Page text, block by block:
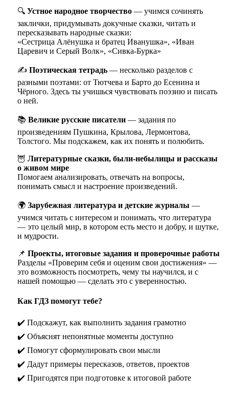
🔍 Устное народное творчество— учимся сочинять
заклички, придумывать докучные сказки, читать и
пересказывать народные сказки:
«Сестрица Алёнушка и братец Иванушка», «Иван
Царевич и Серый Волк», «Сивка-Бурка»
✍️ Поэтическая тетрадь— несколько разделов с
разными поэтами: от Тютчева и Барто до Есенина и
Чёрного. Здесь ты учишься чувствовать поэзию и писать
о ней.
📚 Великие русские писатели— задания по
произведениям Пушкина, Крылова, Лермонтова,
Толстого. Мы подскажем, как их понять и полюбить.
🦉 Литературные сказки, были-небылицы и рассказы
о живом мире
Помогаем анализировать, отвечать на вопросы,
понимать смысл и настроение произведений.
🌍 Зарубежная литература и детские журналы —
учимся читать с интересом и понимать, что литература
— это целый мир, в котором есть место и добру, и шутке,
и мудрости.
📌 Проекты, итоговые задания и проверочные работы
Разделы «Проверим себя и оценим свои достижения» —
это возможность посмотреть, чему ты научился, и с
нашей помощью — сделать это с уверенностью.
Как ГДЗ помогут тебе?
✔️ Подскажут, как выполнить задания грамотно
✔️ Объяснят непонятные моменты доступно
✔️ Помогут сформулировать свои мысли
✔️ Дадут примеры пересказов, ответов, проектов
✔️ Пригодятся при подготовке к итоговой работе